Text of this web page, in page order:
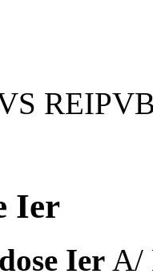
Ier
Ier A/